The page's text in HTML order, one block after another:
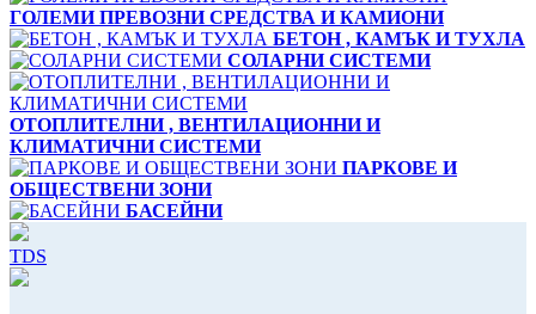
ГОЛЕМИ ПРЕВОЗНИ СРЕДСТВА И КАМИОНИ
БЕТОН , КАМЪК И ТУХЛА
СОЛАРНИ СИСТЕМИ
ОТОПЛИТЕЛНИ , ВЕНТИЛАЦИОННИ И
КЛИМАТИЧНИ СИСТЕМИ
ПАРКОВЕ И
ОБЩЕСТВЕНИ ЗОНИ
БАСЕЙНИ
TDS